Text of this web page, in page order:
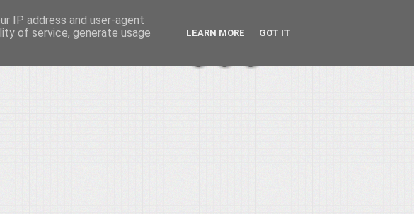
IP address and user-agent
of service, generate usage
LEARN MORE GOT IT